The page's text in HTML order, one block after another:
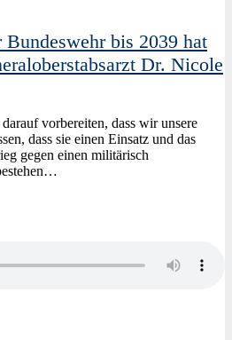
bis 2039 hat
Dr. Nicole
vorbereiten, dass wir unsere
dass sie einen Einsatz und das
gegen einen militärisch